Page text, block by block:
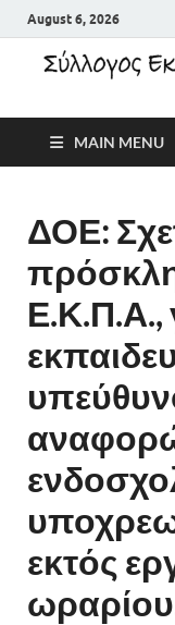
August 6, 2026
MAIN MENU
ΔΟΕ:
Ε.Κ.Π.Α.,
εκτός